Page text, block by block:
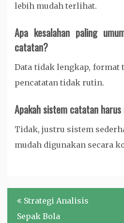
lebih mudah terlihat.
Apa kesalahan paling
catatan?
Data tidak lengkap, format
pencatatan tidak rutin.
Apakah sistem catatan
Tidak, justru sistem
mudah digunakan secara
Post
navigation
Strategi Analisis
Sepak Bola